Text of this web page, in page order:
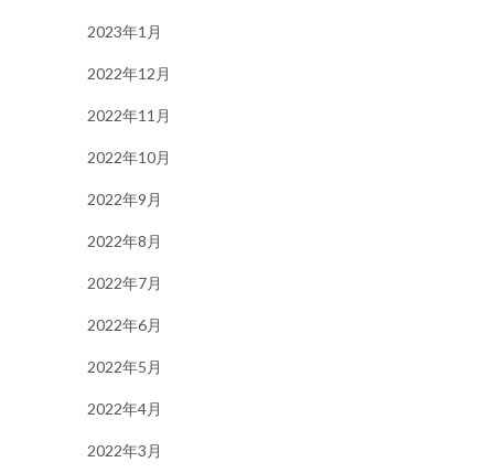
2023年1月
2022年12月
2022年11月
2022年10月
2022年9月
2022年8月
2022年7月
2022年6月
2022年5月
2022年4月
2022年3月